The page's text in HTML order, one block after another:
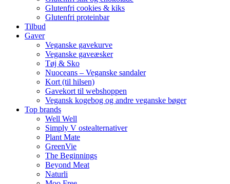
Glutenfri cookies & kiks
Glutenfri proteinbar
Tilbud
Gaver
Veganske gavekurve
Veganske gaveæsker
Tøj & Sko
Nuoceans – Veganske sandaler
Kort (til hilsen)
Gavekort til webshoppen
Vegansk kogebog og andre veganske bøger
Top brands
Well Well
Simply V ostealternativer
Plant Mate
GreenVie
The Beginnings
Beyond Meat
Naturli